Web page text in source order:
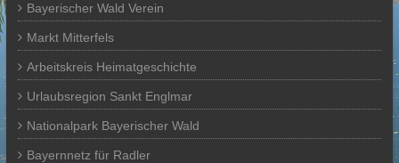
Bayerischer Wald Verein
Markt Mitterfels
Arbeitskreis Heimatgeschichte
Urlaubsregion Sankt Englmar
Nationalpark Bayerischer Wald
Bayernnetz für Radler